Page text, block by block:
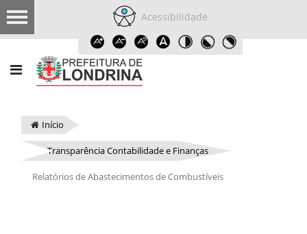
Acessibilidade
Início
Transparência Contabilidade e Finanças
Relatórios de Abastecimentos de Combustíveis